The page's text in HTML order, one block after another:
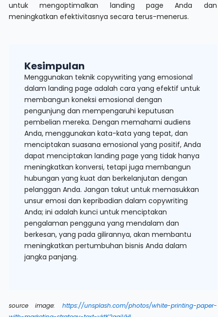
untuk mengoptimalkan landing page Anda dan
meningkatkan efektivitasnya secara terus-menerus.
Kesimpulan
Menggunakan teknik copywriting yang emosional
dalam landing page adalah cara yang efektif untuk
membangun koneksi emosional dengan
pengunjung dan mempengaruhi keputusan
pembelian mereka. Dengan memahami audiens
Anda, menggunakan kata-kata yang tepat, dan
menciptakan suasana emosional yang positif, Anda
dapat menciptakan landing page yang tidak hanya
meningkatkan konversi, tetapi juga membangun
hubungan yang kuat dan berkelanjutan dengan
pelanggan Anda. Jangan takut untuk memasukkan
unsur emosi dan kepribadian dalam copywriting
Anda; ini adalah kunci untuk menciptakan
pengalaman pengguna yang mendalam dan
berkesan, yang pada gilirannya, akan membantu
meningkatkan pertumbuhan bisnis Anda dalam
jangka panjang.
source image: https://unsplash.com/photos/white-printing-paper-